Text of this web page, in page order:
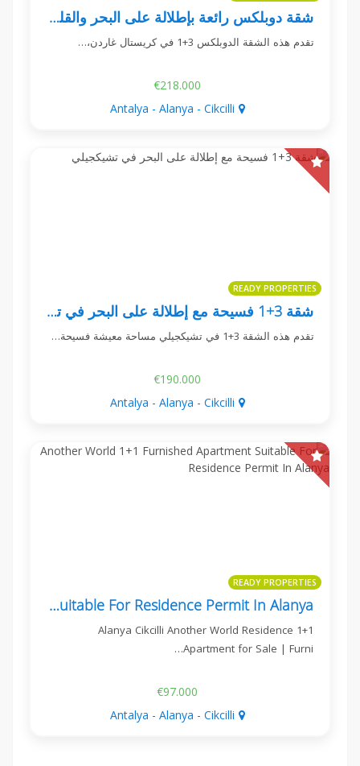
شقة دوبلكس رائعة بإطلالة على البحر والقلعة في تشيكجيلي
تقدم هذه الشقة الدوبلكس 3+1 في كريستال غاردن،…
€218.000
Antalya - Alanya - Cikcilli
READY PROPERTIES
شقة 3+1 فسيحة مع إطلالة على البحر في تشيكجيلي
تقدم هذه الشقة 3+1 في تشيكجيلي مساحة معيشة فسيحة…
€190.000
Antalya - Alanya - Cikcilli
READY PROPERTIES
Another World 1+1 Furnished Apartment Suitable For Residence Permit In Alanya
Alanya Cikcilli Another World Residence 1+1
Apartment for Sale | Furni…
€97.000
Antalya - Alanya - Cikcilli